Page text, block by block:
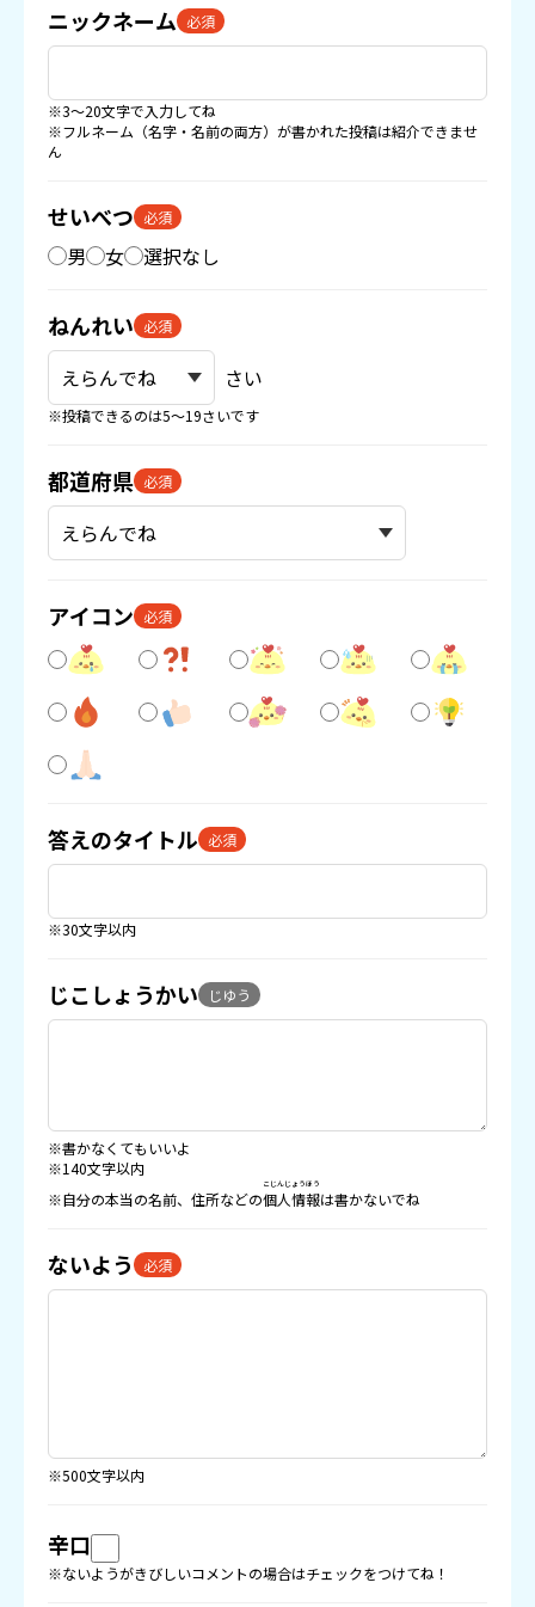
ニックネーム 必須
※3〜20文字で入力してね
※フルネーム（名字・名前の両方）が書かれた投稿は紹介できませ
ん
せいべつ 必須
男 女 選択なし
ねんれい 必須
さい
※投稿できるのは5〜19さいです
都道府県 必須
アイコン 必須
答えのタイトル 必須
※30文字以内
じこしょうかい じゆう
※書かなくてもいいよ
※140文字以内
※自分の本当の名前、住所などの個人情報
こじんじょうほう
は書かないでね
ないよう 必須
※500文字以内
辛口
※ないようがきびしいコメントの場合はチェックをつけてね！